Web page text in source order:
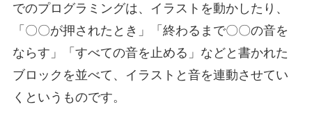
でのプログラミングは、イラストを動かしたり、
「〇〇が押されたとき」「終わるまで〇〇の音を
ならす」「すべての音を止める」などと書かれた
ブロックを並べて、イラストと音を連動させてい
くというものです。